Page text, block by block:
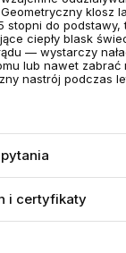
klosz
stopni do podstawy,
ciepły blask
— wystarczy
lub nawet zabrać
nastrój podczas
i certyfikaty